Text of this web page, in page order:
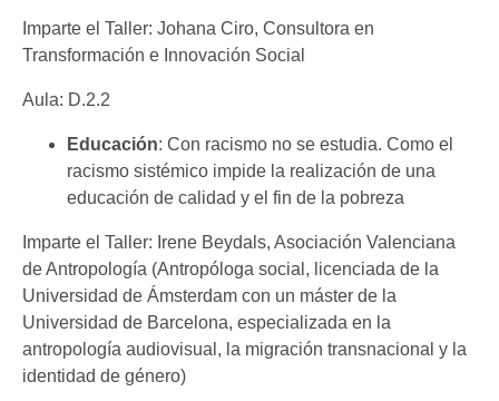
Imparte el Taller: Johana Ciro, Consultora en
Transformación e Innovación Social
Aula: D.2.2
Educación: Con racismo no se estudia. Como el
racismo sistémico impide la realización de una
educación de calidad y el fin de la pobreza
Imparte el Taller: Irene Beydals, Asociación Valenciana
de Antropología (Antropóloga social, licenciada de la
Universidad de Ámsterdam con un máster de la
Universidad de Barcelona, especializada en la
antropología audiovisual, la migración transnacional y la
identidad de género)